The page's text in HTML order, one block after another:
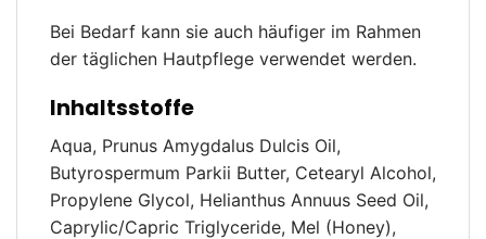
Bei Bedarf kann sie auch häufiger im Rahmen
der täglichen Hautpflege verwendet werden.
Inhaltsstoffe
Aqua, Prunus Amygdalus Dulcis Oil,
Butyrospermum Parkii Butter, Cetearyl Alcohol,
Propylene Glycol, Helianthus Annuus Seed Oil,
Caprylic/Capric Triglyceride, Mel (Honey),